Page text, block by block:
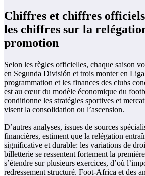
Chiffres et chiffres
les chiffres sur la
promotion
Selon les règles officielles, chaque saison
en Segunda División et trois monter en
programmation et les finances des clubs
est au cœur du modèle économique du
conditionne les stratégies sportives et
visent la consolidation ou l’ascension.
D’autres analyses, issues de sources
financières, estiment que la relégation
significative et durable: les variations de
billetterie se ressentent fortement la
s’étendre sur plusieurs exercices, d’où
redressement structuré. Foot-Africa et des